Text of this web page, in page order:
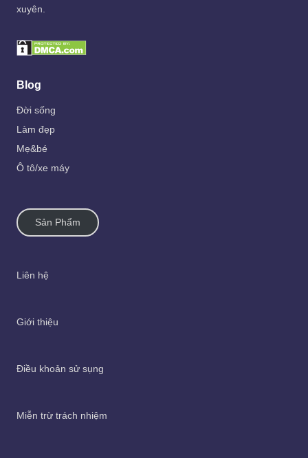
xuyên.
Blog
Đời sống
Làm đẹp
Mẹ&bé
Ô tô/xe máy
Sản Phẩm
Liên hệ
Giới thiệu
Điều khoản sử sụng
Miễn trừ trách nhiệm